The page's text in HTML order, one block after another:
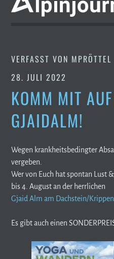
VERFASST VON MPRÖTTEL
28. JULI 2022
KOMM MIT
GJAIDALM!
Wegen krankheitsbedingter
vergeben.
Wer von Euch hat spontan Lust
bis 4. August an der herrlichen
Gjaid Alm am Dachstein/
Es gibt auch einen